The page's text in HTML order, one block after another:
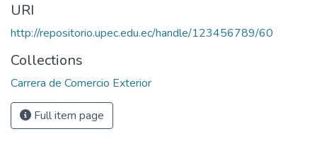
URI
http://repositorio.upec.edu.ec/handle/123456789/60
Collections
Carrera de Comercio Exterior
Full item page